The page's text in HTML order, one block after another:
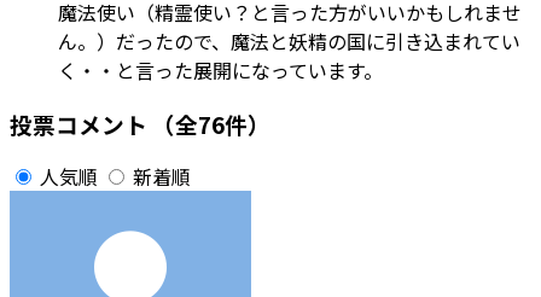
魔法使い（精霊使い？と言った方がいいかもしれませ
ん。）だったので、魔法と妖精の国に引き込まれてい
く・・と言った展開になっています。
投票コメント （全76件）
人気順 新着順